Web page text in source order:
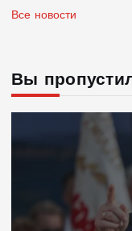
Все новости
Вы